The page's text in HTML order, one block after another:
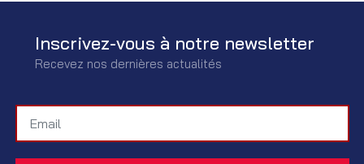
Inscrivez-vous à notre newsletter
Recevez nos dernières actualités